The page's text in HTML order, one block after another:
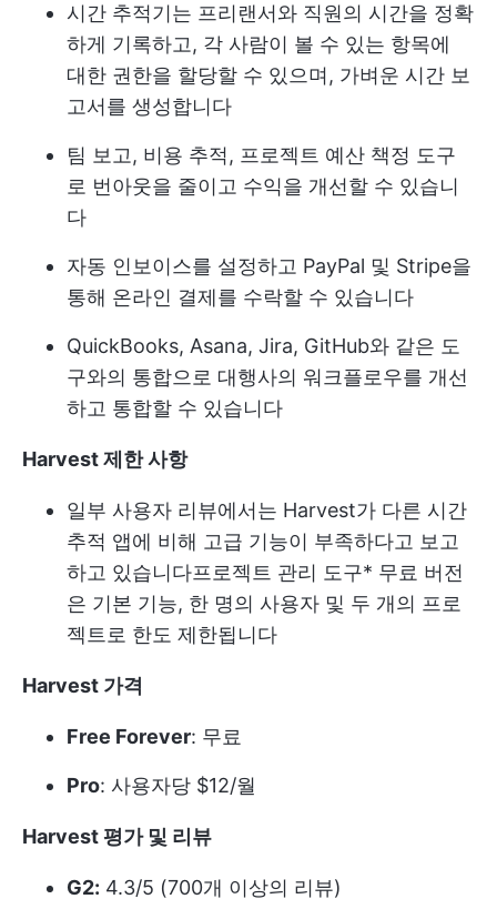
시간 추적기는 프리랜서와 직원의 시간을 정확
하게 기록하고, 각 사람이 볼 수 있는 항목에
대한 권한을 할당할 수 있으며, 가벼운 시간 보
고서를 생성합니다
팀 보고, 비용 추적, 프로젝트 예산 책정 도구
로 번아웃을 줄이고 수익을 개선할 수 있습니
다
자동 인보이스를 설정하고 PayPal 및 Stripe을
통해 온라인 결제를 수락할 수 있습니다
QuickBooks, Asana, Jira, GitHub와 같은 도
구와의 통합으로 대행사의 워크플로우를 개선
하고 통합할 수 있습니다
Harvest 제한 사항
일부 사용자 리뷰에서는 Harvest가 다른 시간
추적 앱에 비해 고급 기능이 부족하다고 보고
하고 있습니다프로젝트 관리 도구* 무료 버전
은 기본 기능, 한 명의 사용자 및 두 개의 프로
젝트로 한도 제한됩니다
Harvest 가격
Free Forever: 무료
Pro: 사용자당 $12/월
Harvest 평가 및 리뷰
G2: 4.3/5 (700개 이상의 리뷰)